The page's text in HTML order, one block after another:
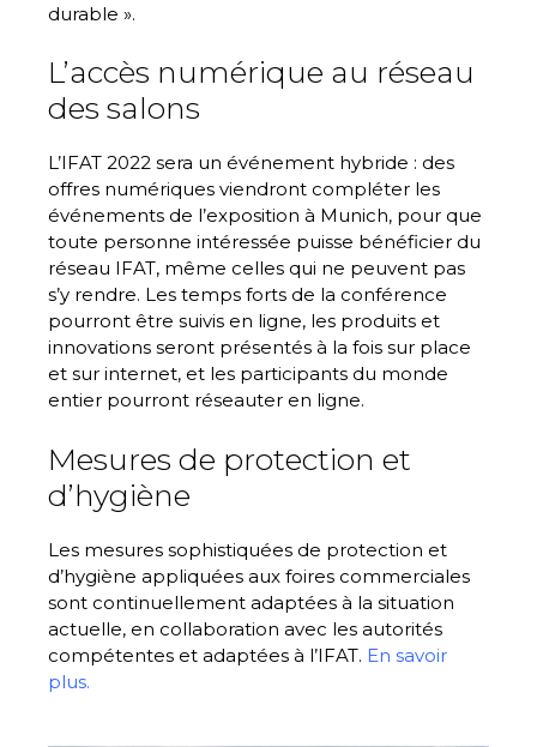
durable ».
L’accès numérique au réseau
des salons
L’IFAT 2022 sera un événement hybride : des
offres numériques viendront compléter les
événements de l’exposition à Munich, pour que
toute personne intéressée puisse bénéficier du
réseau IFAT, même celles qui ne peuvent pas
s’y rendre. Les temps forts de la conférence
pourront être suivis en ligne, les produits et
innovations seront présentés à la fois sur place
et sur internet, et les participants du monde
entier pourront réseauter en ligne.
Mesures de protection et
d’hygiène
Les mesures sophistiquées de protection et
d’hygiène appliquées aux foires commerciales
sont continuellement adaptées à la situation
actuelle, en collaboration avec les autorités
compétentes et adaptées à l’IFAT. En savoir
plus.